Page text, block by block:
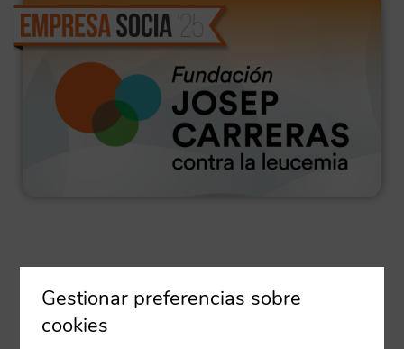
SÍGUENOS EN LAS REDES
Gestionar preferencias sobre
cookies